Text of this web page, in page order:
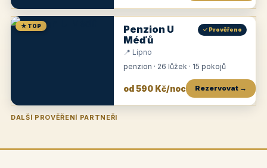
★ TOP
Penzion U
Méďů
✓ Prověřeno
📍 Lipno
penzion · 26 lůžek · 15 pokojů
od 590 Kč/noc Rezervovat →
DALŠÍ PROVĚŘENÍ PARTNEŘI
Penzion U Zámku Pension Faber